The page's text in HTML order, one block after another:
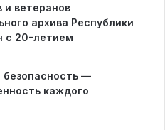
и ветеранов
архива Республики
с 20-летием
—
каждого